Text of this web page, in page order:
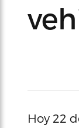
Hoy 22